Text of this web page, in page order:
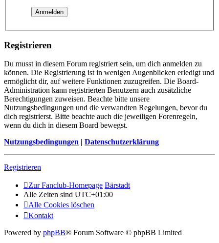
Registrieren
Du musst in diesem Forum registriert sein, um dich anmelden zu
können. Die Registrierung ist in wenigen Augenblicken erledigt und
ermöglicht dir, auf weitere Funktionen zuzugreifen. Die Board-
Administration kann registrierten Benutzern auch zusätzliche
Berechtigungen zuweisen. Beachte bitte unsere
Nutzungsbedingungen und die verwandten Regelungen, bevor du
dich registrierst. Bitte beachte auch die jeweiligen Forenregeln,
wenn du dich in diesem Board bewegst.
Nutzungsbedingungen | Datenschutzerklärung
Registrieren
Zur Fanclub-Homepage Bärstadt
Alle Zeiten sind UTC+01:00
Alle Cookies löschen
Kontakt
Powered by phpBB® Forum Software © phpBB Limited